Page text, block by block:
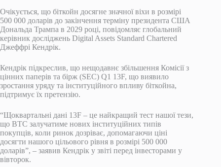
Очікується, що біткойн досягне значної віхи в розмірі
500 000 доларів до закінчення терміну президента США
Дональда Трампа в 2029 році, повідомляє глобальний
керівник досліджень Digital Assets Standard Chartered
Джеффрі Кендрік.
Кендрік підкреслив, що нещодавнє збільшення Комісії з
цінних паперів та бірж (SEC) Q1 13F, що виявило
зростання уряду та інституційного впливу біткойна,
підтримує їх претензію.
“Щоквартальні дані 13F – це найкращий тест нашої тези,
що BTC залучатиме нових інституційних типів
покупців, коли ринок дозріває, допомагаючи ціні
досягти нашого цільового рівня в розмірі 500 000
доларів”, – заявив Кендрік у звіті перед інвесторами у
вівторок.